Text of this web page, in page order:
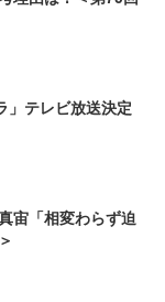
」テレビ放送決定
宙「相変わらず迫